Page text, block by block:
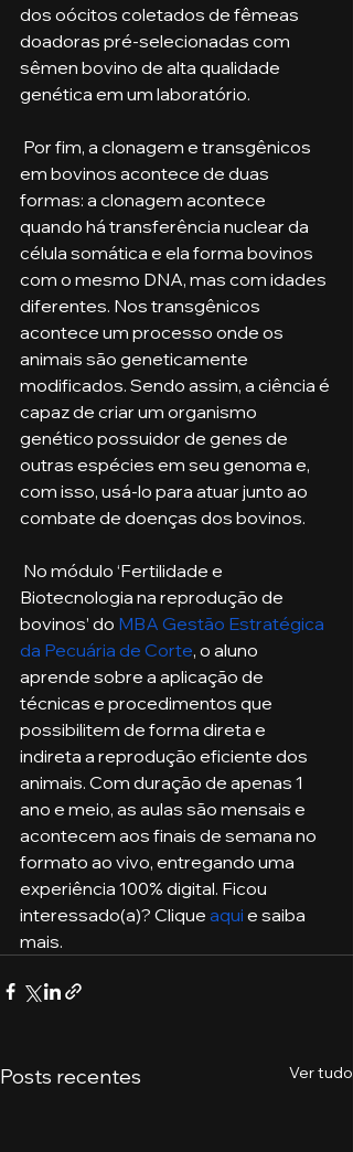
dos oócitos coletados de fêmeas
doadoras pré-selecionadas com
sêmen bovino de alta qualidade
genética em um laboratório.
em bovinos acontece de duas
formas: a clonagem acontece
quando há transferência nuclear da
célula somática e ela forma bovinos
com o mesmo DNA, mas com idades
diferentes. Nos transgênicos
acontece um processo onde os
animais são geneticamente
modificados. Sendo assim, a ciência é
capaz de criar um organismo
genético possuidor de genes de
outras espécies em seu genoma e,
com isso, usá-lo para atuar junto ao
combate de doenças dos bovinos.
Biotecnologia na reprodução de
bovinos’ do MBA Gestão Estratégica
da Pecuária de Corte, o aluno
aprende sobre a aplicação de
técnicas e procedimentos que
possibilitem de forma direta e
indireta a reprodução eficiente dos
animais. Com duração de apenas 1
ano e meio, as aulas são mensais e
acontecem aos finais de semana no
formato ao vivo, entregando uma
experiência 100% digital. Ficou
interessado(a)? Clique aqui e saiba
mais.
Posts recentes Ver tudo